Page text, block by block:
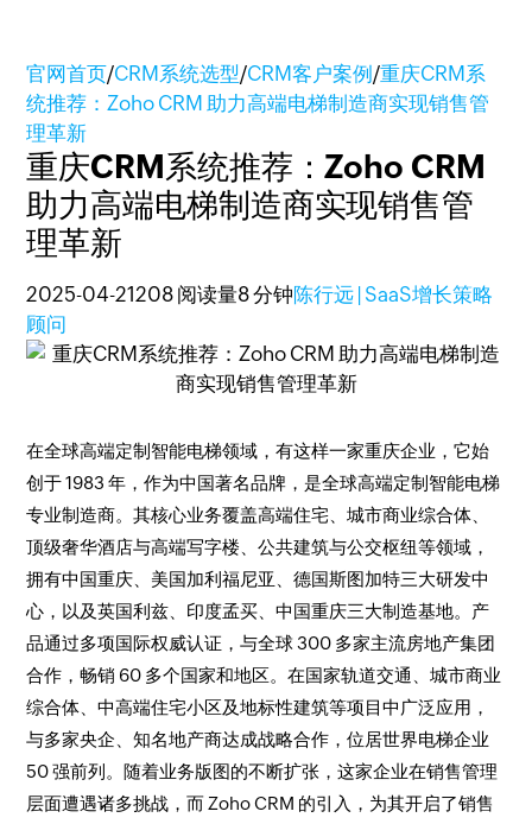
官网首页/CRM系统选型/CRM客户案例/重庆CRM系
统推荐：Zoho CRM 助力高端电梯制造商实现销售管
理革新
重庆CRM系统推荐：Zoho CRM
助力高端电梯制造商实现销售管
理革新
2025-04-21208 阅读量8 分钟陈行远 | SaaS增长策略
顾问
在全球高端定制智能电梯领域，有这样一家重庆企业，它始
创于 1983 年，作为中国著名品牌，是全球高端定制智能电梯
专业制造商。其核心业务覆盖高端住宅、城市商业综合体、
顶级奢华酒店与高端写字楼、公共建筑与公交枢纽等领域，
拥有中国重庆、美国加利福尼亚、德国斯图加特三大研发中
心，以及英国利兹、印度孟买、中国重庆三大制造基地。产
品通过多项国际权威认证，与全球 300 多家主流房地产集团
合作，畅销 60 多个国家和地区。在国家轨道交通、城市商业
综合体、中高端住宅小区及地标性建筑等项目中广泛应用，
与多家央企、知名地产商达成战略合作，位居世界电梯企业
50 强前列。随着业务版图的不断扩张，这家企业在销售管理
层面遭遇诸多挑战，而 Zoho CRM 的引入，为其开启了销售